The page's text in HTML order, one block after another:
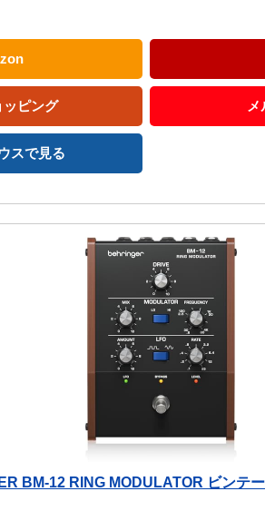
ッピング
スで見る
BM-12 RING MODULATOR ビンテ